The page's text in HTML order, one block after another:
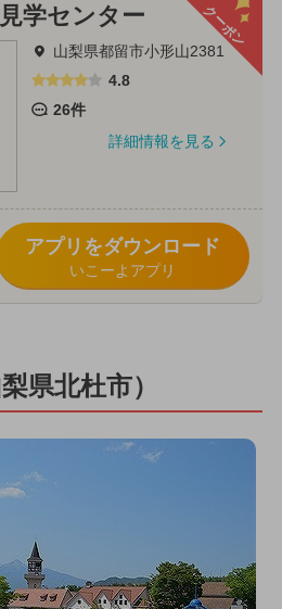
クーポン
学センター
山梨県都留市小形山2381
4.8
26件
詳細情報を見る
アプリをダウンロード
いこーよアプリ
県北杜市）